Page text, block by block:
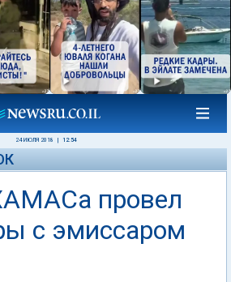
24 ИЮЛЯ 2018 12:54
провел
с эмиссаром